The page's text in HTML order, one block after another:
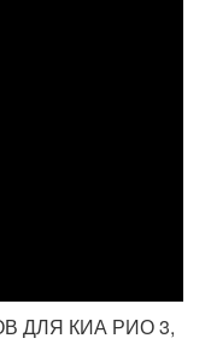
ДЛЯ КИА РИО 3,